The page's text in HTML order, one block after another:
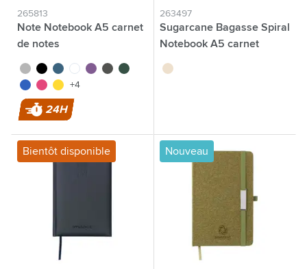
265813
Note Notebook A5 carnet
de notes
argenté
noir bleu cobalt
blancpourpre
gris vert
bleu rose jaune+4
24H
263497
Sugarcane Bagasse Spiral
Notebook A5 carnet
écru
Bientôt disponible Nouveau